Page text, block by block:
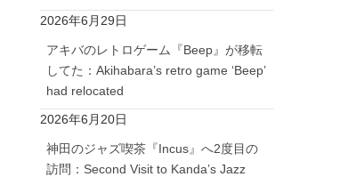
2026年6月29日
アキバのレトロゲーム『Beep』が移転
してた：Akihabara’s retro game ‘Beep’
had relocated
2026年6月20日
神田のジャズ喫茶『Incus』へ2度目の
訪問：Second Visit to Kanda’s Jazz